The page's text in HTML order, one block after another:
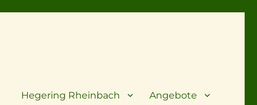
Hegering Rheinbach Angebote